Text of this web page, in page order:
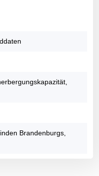
Brandenburgs,